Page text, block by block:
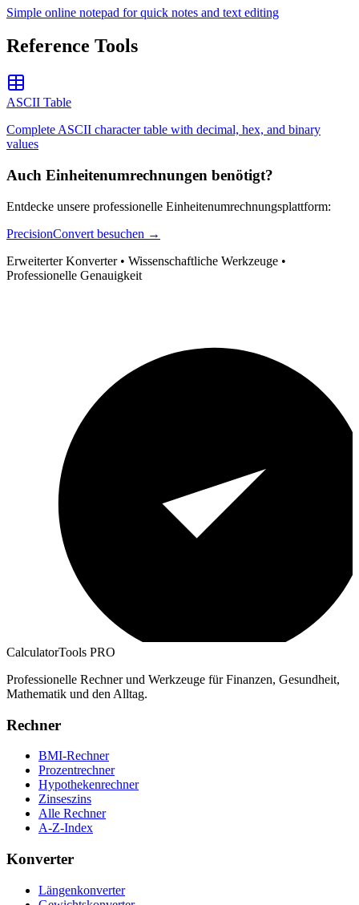
Simple online notepad for quick notes and text editing
Reference Tools
ASCII Table
Complete ASCII character table with decimal, hex, and binary
values
Auch Einheitenumrechnungen benötigt?
Entdecke unsere professionelle Einheitenumrechnungsplattform:
PrecisionConvert besuchen →
Erweiterter Konverter • Wissenschaftliche Werkzeuge •
Professionelle Genauigkeit
CalculatorTools PRO
Professionelle Rechner und Werkzeuge für Finanzen, Gesundheit,
Mathematik und den Alltag.
Rechner
BMI-Rechner
Prozentrechner
Hypothekenrechner
Zinseszins
Alle Rechner
A-Z-Index
Konverter
Längenkonverter